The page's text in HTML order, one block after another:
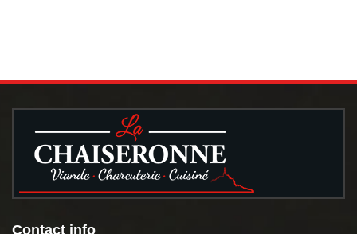
Contact info